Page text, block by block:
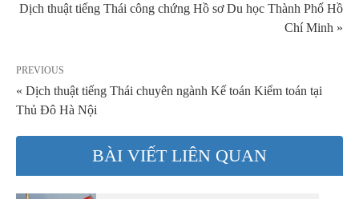
Dịch thuật tiếng Thái công chứng Hồ sơ Du học Thành Phố Hồ
Chí Minh »
PREVIOUS
« Dịch thuật tiếng Thái chuyên ngành Kế toán Kiểm toán tại
Thủ Đô Hà Nội
BÀI VIẾT LIÊN QUAN